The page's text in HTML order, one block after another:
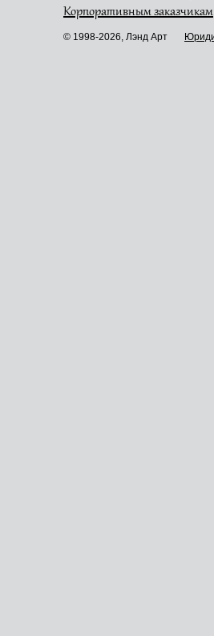
Корпоративным заказчикам
© 1998-2026, Лэнд Арт